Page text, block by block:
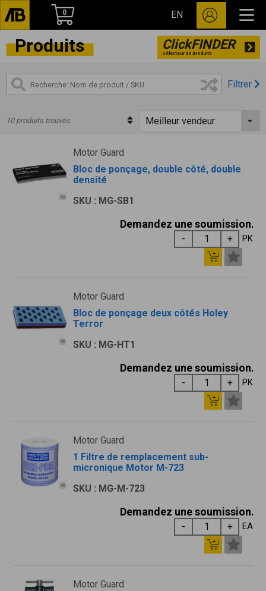
0 EN
Produits ClickFINDER
Sélecteur de produits
Filtrer
10 produits trouvés
Motor Guard
Bloc de ponçage, double côté, double
densité
SKU : MG-SB1
Demandez une soumission.
PK
Motor Guard
Bloc de ponçage deux côtés Holey
Terror
SKU : MG-HT1
Demandez une soumission.
PK
Motor Guard
1 Filtre de remplacement sub-
micronique Motor M-723
SKU : MG-M-723
Demandez une soumission.
EA
Motor Guard